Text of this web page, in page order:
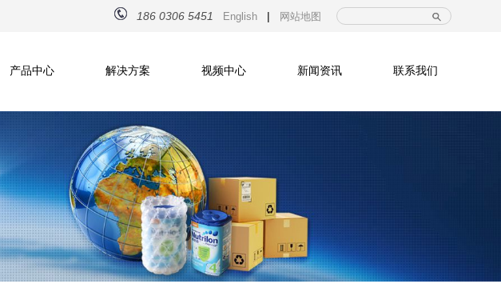
186 0306 5451 English | 网站地图
产品中心 解决方案 视频中心 新闻资讯 联系我们